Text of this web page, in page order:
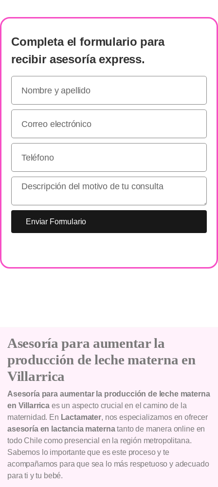
Completa el formulario para
recibir asesoría express.
Enviar Formulario
Asesoría para aumentar la
producción de leche materna en
Villarrica
Asesoría para aumentar la producción de leche materna
en Villarricaes un aspecto crucial en el camino de la
maternidad. En Lactamater, nos especializamos en ofrecer
asesoría en lactancia maternatanto de manera online en
todo Chile como presencial en la región metropolitana.
Sabemos lo importante que es este proceso y te
acompañamos para que sea lo más respetuoso y adecuado
para ti y tu bebé.